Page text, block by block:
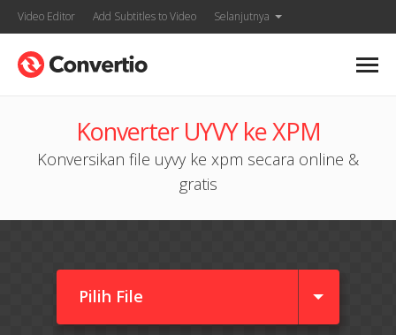
Video Editor Add Subtitles to Video Selanjutnya
Konverter UYVY ke XPM
Konversikan file uyvy ke xpm secara online &
gratis
Pilih File